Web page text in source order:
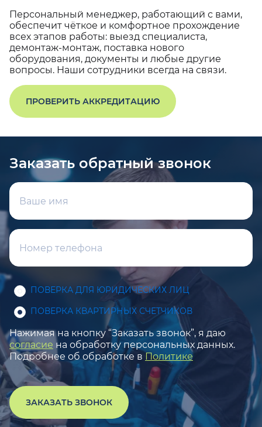
Персональный менеджер, работающий с вами,
обеспечит чёткое и комфортное прохождение
всех этапов работы: выезд специалиста,
демонтаж-монтаж, поставка нового
оборудования, документы и любые другие
вопросы. Наши сотрудники всегда на связи.
ПРОВЕРИТЬ АККРЕДИТАЦИЮ
Заказать обратный звонок
ПОВЕРКА ДЛЯ ЮРИДИЧЕСКИХ ЛИЦ
ПОВЕРКА КВАРТИРНЫХ СЧЕТЧИКОВ
Нажимая на кнопку “Заказать звонок”, я даю
согласие на обработку персональных данных.
Подробнее об обработке в Политике
ЗАКАЗАТЬ ЗВОНОК